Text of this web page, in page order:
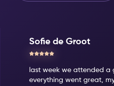
Sofie de Groot
last week we attended a
everything went great,